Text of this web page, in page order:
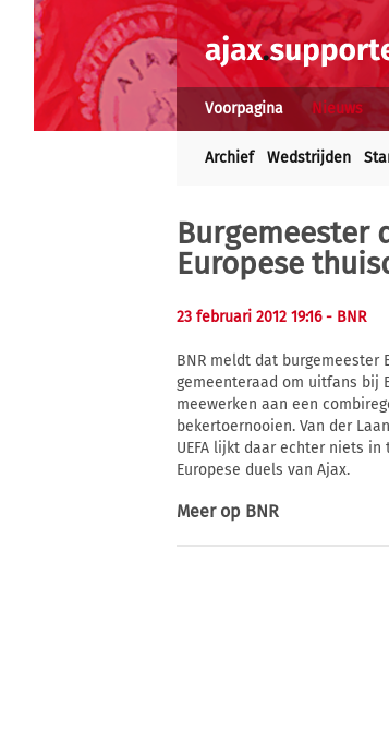
Voorpagina Nieuws
Archief Wedstrijden
Burgemeester
Europese
23 februari 2012 19:16- BNR
BNR meldt dat burgemeester
gemeenteraad om uitfans bij
meewerken aan een
bekertoernooien. Van der
UEFA lijkt daar echter niets
Europese duels van Ajax.
Meer op BNR